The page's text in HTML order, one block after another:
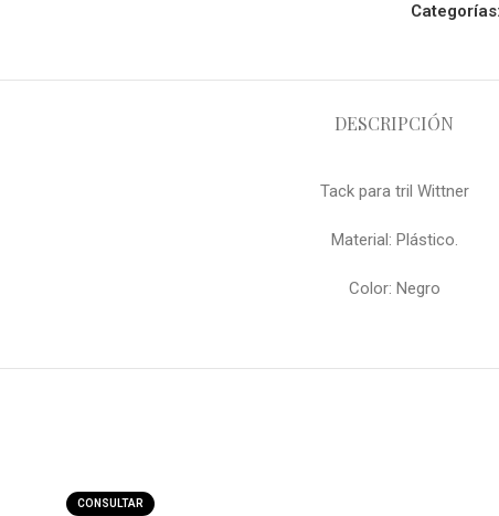
Categorías:
DESCRIPCIÓN
Tack para tril Wittner
Material: Plástico.
Color: Negro
CONSULTAR